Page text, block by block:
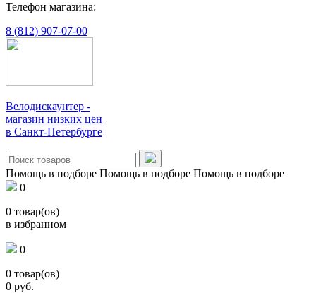
Телефон магазина:
8 (812) 907-07-00
Велодискаунтер -
магазин низких цен
в Санкт-Петербурге
Помощь в подборе Помощь в подборе Помощь в подборе
0
0 товар(ов)
в избранном
0
0 товар(ов)
0 руб.